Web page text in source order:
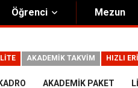
Öğrenci Mezun
HIZLI
AKADEMİK TAKVİM
AKADEMIK PAKET